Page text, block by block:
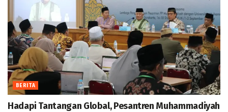
BERITA
Hadapi Tantangan Global, Pesantren Muhammadiyah